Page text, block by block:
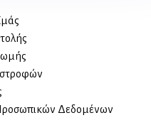
Δεδομένων